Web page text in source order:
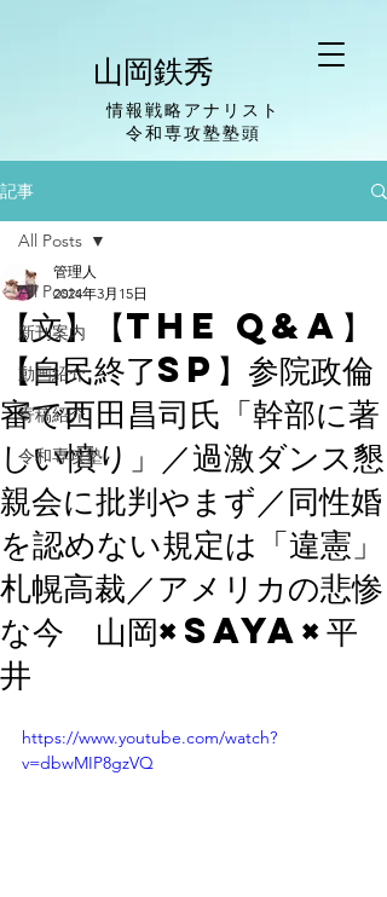
山岡鉄秀
情報戦略アナリスト
​令和専攻塾塾頭
記事
All Posts
新刊案内
動画紹介
寄稿紹介
令和専攻塾
All Posts
【文】【The Q&A】
【自民終了SP】参院政倫
審で西田昌司氏「幹部に著
しい憤り」／過激ダンス懇
親会に批判やまず／同性婚
を認めない規定は「違憲」
札幌高裁／アメリカの悲惨
な今 山岡×Saya×平
井
管理人
2024年3月15日
https://www.youtube.com/watch?
v=dbwMIP8gzVQ